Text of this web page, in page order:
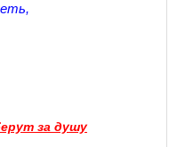
за душу